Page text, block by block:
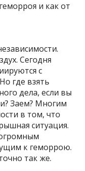
Сегодня
с
где взять
дела, если вы
Заем? Многим
в том, что
ситуация.
огромным
к геморрою.
так же.